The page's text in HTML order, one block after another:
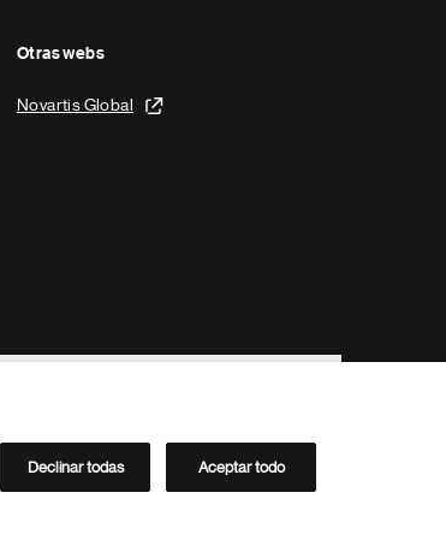
Otras webs
Novartis Global
Directorio de Novartis
Declinar todas Aceptar todo